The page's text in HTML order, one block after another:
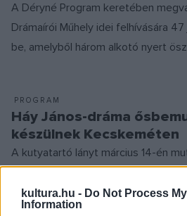
kultura.hu - Do Not Process
Information
A Déryné Program keretében
Drámaírói Műhely idei felhívására
be, amelyből három alkotó nyert
PROGRAM
Háy János-dráma
készülnek Kecskeméten
A kutyatartó lányt március 14-én